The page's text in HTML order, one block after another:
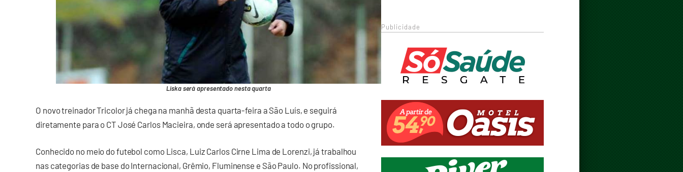
Liska será apresentado nesta quarta
O novo treinador Tricolor já chega na manhã desta quarta-feira a São Luís, e seguirá
diretamente para o CT José Carlos Macieira, onde será apresentado a todo o grupo.
Conhecido no meio do futebol como Lisca, Luiz Carlos Cirne Lima de Lorenzi, já trabalhou
nas categorias de base do Internacional, Grêmio, Fluminense e São Paulo. No profissional,
Publicidade